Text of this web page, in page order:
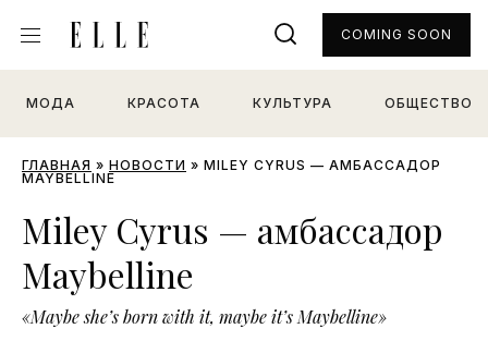
МОДА КРАСОТА КУЛЬТУРА ОБЩЕСТВО
COMING SOON
ГЛАВНАЯ » НОВОСТИ » MILEY CYRUS — АМБАССАДОР
MAYBELLINE
Miley Cyrus — амбассадор
Maybelline
«Maybe she’s born with it, maybe it’s Maybelline»